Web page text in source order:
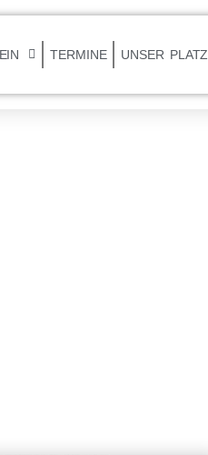
TERMINE UNSER PLATZ